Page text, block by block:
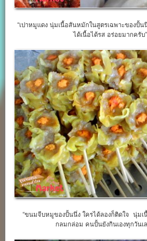
“เปาหมูแดง นุ่มเนื้อสันหมักในสูตรเฉพาะของปั้
ได้เนื้อได้รส อร่อยมากครับ”
“ขนมจีบหมูของปั้นนึ่ง ใครได้ลองก็ติดใจ นุ่มเ
กลมกล่อม คนปั้นยังกินเองทุกวันเ